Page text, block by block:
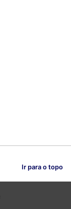
Ir para o topo